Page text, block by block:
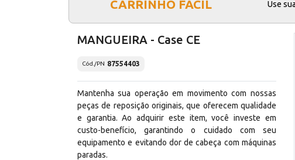
CARRINHO FÁCIL Use
MANGUEIRA - Case CE
Cód./PN 87554403
Mantenha sua operação em movimento com nossas
peças de reposição originais, que oferecem qualidade
e garantia. Ao adquirir este item, você investe em
custo-benefício, garantindo o cuidado com seu
equipamento e evitando dor de cabeça com máquinas
paradas.